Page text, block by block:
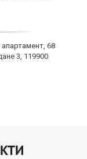
68
3, 119900